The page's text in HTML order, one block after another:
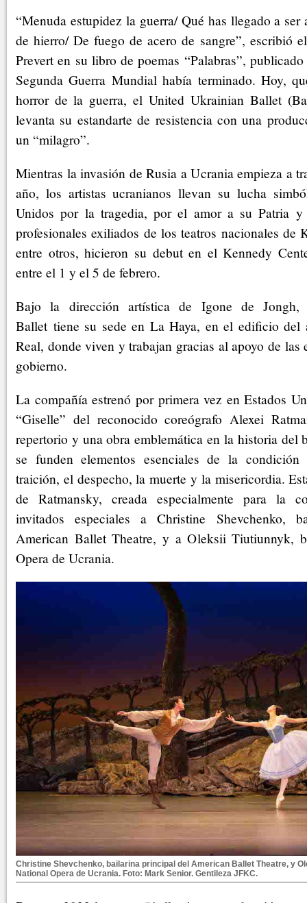
“Menuda estupidez la guerra/ Qué has llegado a
de hierro/ De fuego de acero de sangre”, escribió
Prevert en su libro de poemas “Palabras”,
Segunda Guerra Mundial había terminado. Hoy,
horror de la guerra, el United Ukrainian Ballet
levanta su estandarte de resistencia con una
un “milagro”.
Mientras la invasión de Rusia a Ucrania empieza a
año, los artistas ucranianos llevan su lucha
Unidos por la tragedia, por el amor a su Patria
profesionales exiliados de los teatros nacionales de
entre otros, hicieron su debut en el Kennedy
entre el 1 y el 5 de febrero.
Bajo la dirección artística de Igone de
Ballet tiene su sede en La Haya, en el edificio del
Real, donde viven y trabajan gracias al apoyo de las
gobierno.
La compañía estrenó por primera vez en Estados
“Giselle” del reconocido coreógrafo Alexei
repertorio y una obra emblemática en la historia del
se funden elementos esenciales de la
traición, el despecho, la muerte y la misericordia.
de Ratmansky, creada especialmente para la
invitados especiales a Christine Shevchenko,
American Ballet Theatre, y a Oleksii Tiutiunnyk,
Opera de Ucrania.
Christine Shevchenko, bailarina principal del American Ballet Theatre, y
National Opera de Ucrania. Foto: Mark Senior. Gentileza JFKC.